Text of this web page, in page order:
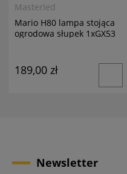
Masterled
Mario H80 lampa stojąca
ogrodowa słupek 1xGX53
189,00 zł
Newsletter